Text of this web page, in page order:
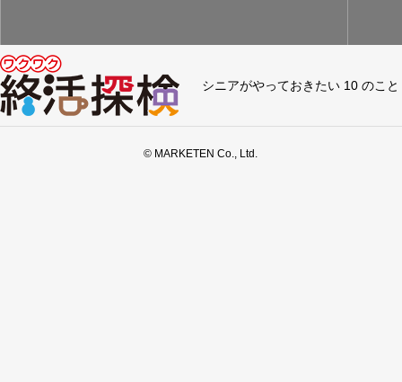
シニアがやっておきたい 10 のこと
© MARKETEN Co., Ltd.